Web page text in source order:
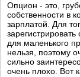
Опцион - это,
собственности в
зарплатой. Для
для маленького
нельзя, поэтому
сильно
очень плохо. Вот